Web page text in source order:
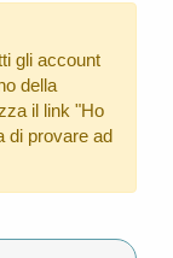
gli account
della
il link "Ho
di provare ad